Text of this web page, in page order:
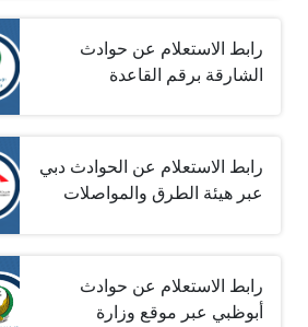
رابط الاستعلام عن حوادث
الشارقة برقم القاعدة
رابط الاستعلام عن الحوادث دبي
عبر هيئة الطرق والمواصلات
رابط الاستعلام عن حوادث
أبوظبي عبر موقع وزارة